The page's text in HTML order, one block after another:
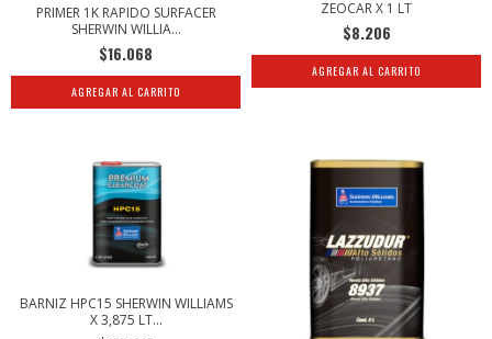
PRIMER 1K RAPIDO SURFACER
SHERWIN WILLIA...
$16.068
ZEOCAR X 1 LT
$8.206
BARNIZ HPC15 SHERWIN WILLIAMS
X 3,875 LT...